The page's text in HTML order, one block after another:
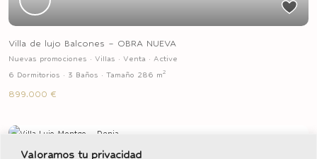
Valoramos tu privacidad
Villa de lujo Balcones – OBRA NUEVA
Nuevas promociones · Villas · Venta · Active
6 Dormitorios · 3 Baños · Tamaño 286 m2
899.000 €